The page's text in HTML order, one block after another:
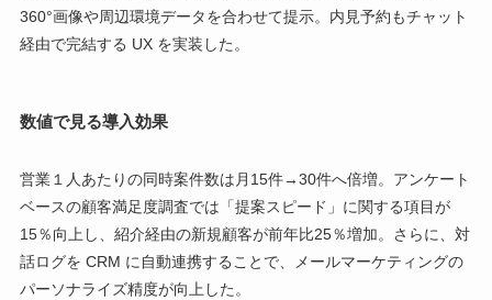
360°画像や周辺環境データを合わせて提示。内見予約もチャット
経由で完結する UX を実装した。
数値で見る導入効果
営業１人あたりの同時案件数は月15件→30件へ倍増。アンケート
ベースの顧客満足度調査では「提案スピード」に関する項目が
15％向上し、紹介経由の新規顧客が前年比25％増加。さらに、対
話ログを CRM に自動連携することで、メールマーケティングの
パーソナライズ精度が向上した。